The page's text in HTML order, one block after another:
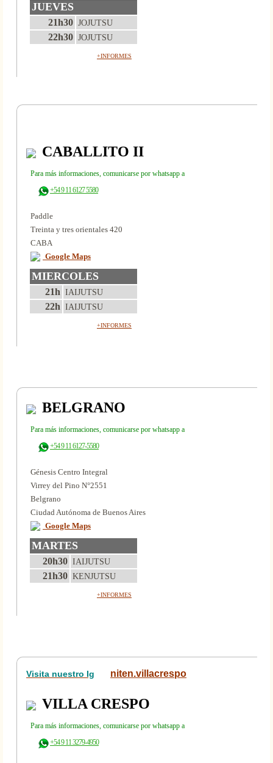
JUEVES
21h30 JOJUTSU
22h30 JOJUTSU
+INFORMES
CABALLITO II
Para más informaciones, comunicarse por whatsapp a
+54 9 11 6127 5580
Paddle
Treinta y tres orientales 420
CABA
Google Maps
MIERCOLES
21h IAIJUTSU
22h IAIJUTSU
+INFORMES
BELGRANO
Para más informaciones, comunicarse por whatsapp a
+54 9 11 6127-5580
Génesis Centro Integral
Virrey del Pino N°2551
Belgrano
Ciudad Autónoma de Buenos Aires
Google Maps
MARTES
20h30 IAIJUTSU
21h30 KENJUTSU
+INFORMES
Visita nuestro Ig niten.villacrespo
VILLA CRESPO
Para más informaciones, comunicarse por whatsapp a
+54 9 11 3279-4950